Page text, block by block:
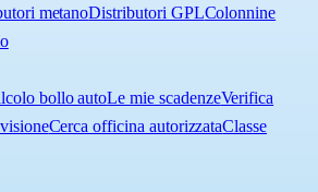
metanoDistributori GPLColonnine
bollo autoLe mie scadenzeVerifica
Cerca officina autorizzataClasse